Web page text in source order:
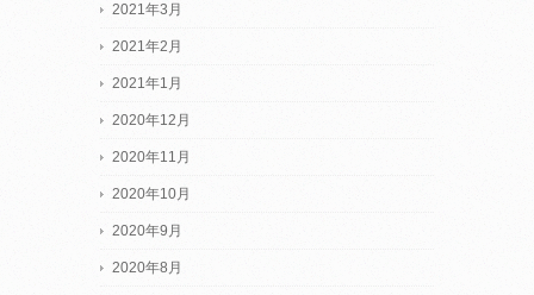
2021年3月
2021年2月
2021年1月
2020年12月
2020年11月
2020年10月
2020年9月
2020年8月